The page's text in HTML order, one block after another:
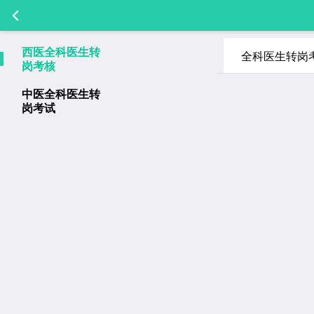
西医全科医生转
岗考核
中医全科医生转
岗考试
全科医生转岗